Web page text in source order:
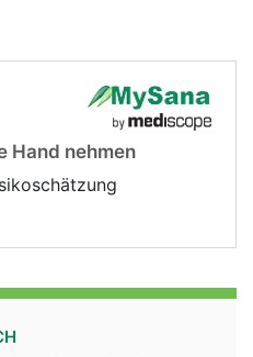
Hand nehmen